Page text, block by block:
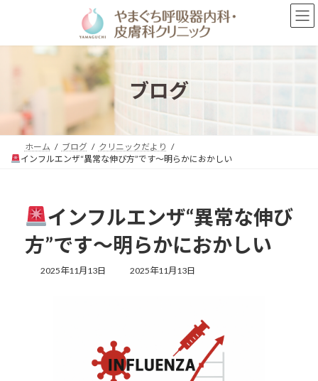
ン
プ
ー
動
ブログ
ホーム ブログ
クリニックだより
インフルエンザ“異常な伸び方”です～明らかにおかしい
インフルエンザ“異常な伸び
方”です～明らかにおかしい
2025年11月13日
最
:
2025年11月13日